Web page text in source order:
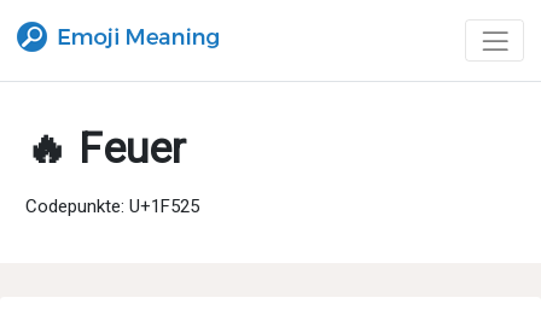
🔥 Feuer
Codepunkte: U+1F525